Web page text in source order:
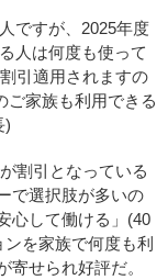
ですが、2025年度
人は何度も使って
引適用されますの
ご家族も利用できる
)
割引となっている
で選択肢が多いの
心して働ける」(40
を家族で何度も利
寄せられ好評だ。